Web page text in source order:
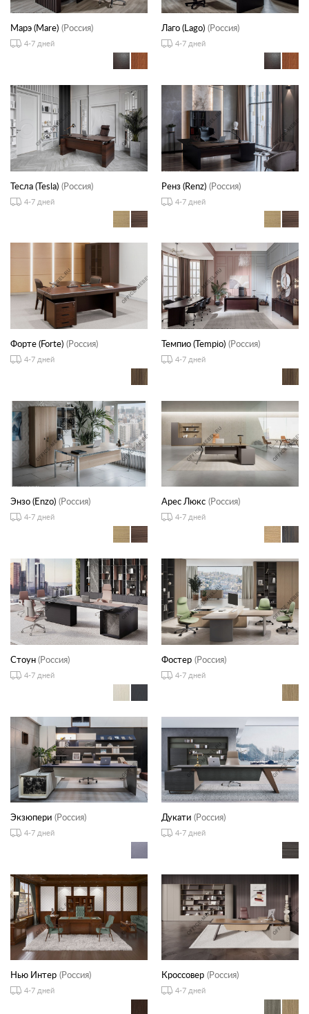
Марэ (Mare) (Россия)
4-7 дней
Лаго (Lago) (Россия)
4-7 дней
Тесла (Tesla) (Россия)
4-7 дней
Ренз (Renz) (Россия)
4-7 дней
Форте (Forte) (Россия)
4-7 дней
Темпио (Tempio) (Россия)
4-7 дней
Энзо (Enzo) (Россия)
4-7 дней
Арес Люкс (Россия)
4-7 дней
Стоун(Россия)
4-7 дней
Фостер (Россия)
4-7 дней
Экзюпери (Россия)
4-7 дней
Дукати (Россия)
4-7 дней
Нью Интер (Россия)
4-7 дней
Кроссовер (Россия)
4-7 дней